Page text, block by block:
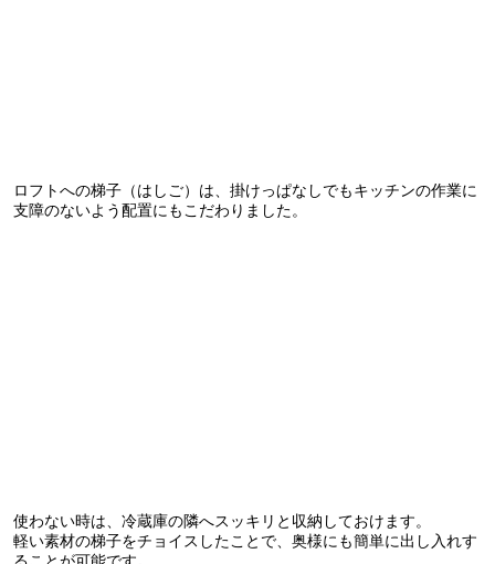
ロフトへの梯子（はしご）は、掛けっぱなしでもキッチンの作業に
支障のないよう配置にもこだわりました。
使わない時は、冷蔵庫の隣へスッキリと収納しておけます。
軽い素材の梯子をチョイスしたことで、奥様にも簡単に出し入れす